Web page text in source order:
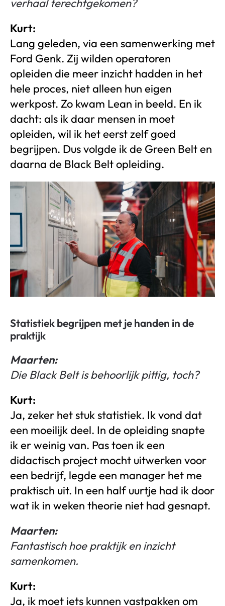
verhaal terechtgekomen?
Kurt:
Lang geleden, via een samenwerking met
Ford Genk. Zij wilden operatoren
opleiden die meer inzicht hadden in het
hele proces, niet alleen hun eigen
werkpost. Zo kwam Lean in beeld. En ik
dacht: als ik daar mensen in moet
opleiden, wil ik het eerst zelf goed
begrijpen. Dus volgde ik de Green Belt en
daarna de Black Belt opleiding.
Statistiek begrijpen met je handen in de
praktijk
Maarten:
Die Black Belt is behoorlijk pittig, toch?
Kurt:
Ja, zeker het stuk statistiek. Ik vond dat
een moeilijk deel. In de opleiding snapte
ik er weinig van. Pas toen ik een
didactisch project mocht uitwerken voor
een bedrijf, legde een manager het me
praktisch uit. In een half uurtje had ik door
wat ik in weken theorie niet had gesnapt.
Maarten:
Fantastisch hoe praktijk en inzicht
samenkomen.
Kurt:
Ja, ik moet iets kunnen vastpakken om